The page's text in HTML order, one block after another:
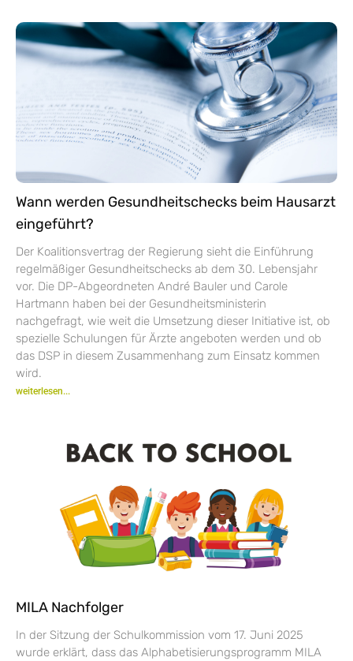
Wann werden Gesundheitschecks beim Hausarzt
eingeführt?
Der Koalitionsvertrag der Regierung sieht die Einführung
regelmäßiger Gesundheitschecks ab dem 30. Lebensjahr
vor. Die DP-Abgeordneten André Bauler und Carole
Hartmann haben bei der Gesundheitsministerin
nachgefragt, wie weit die Umsetzung dieser Initiative ist, ob
spezielle Schulungen für Ärzte angeboten werden und ob
das DSP in diesem Zusammenhang zum Einsatz kommen
wird.
weiterlesen...
MILA Nachfolger
In der Sitzung der Schulkommission vom 17. Juni 2025
wurde erklärt, dass das Alphabetisierungsprogramm MILA